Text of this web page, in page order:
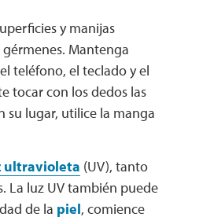
y manijas
Mantenga
teléfono, el teclado y el
tocar con los dedos las
su lugar, utilice la manga
ultravioleta (UV), tanto
La luz UV también puede
de la piel, comience